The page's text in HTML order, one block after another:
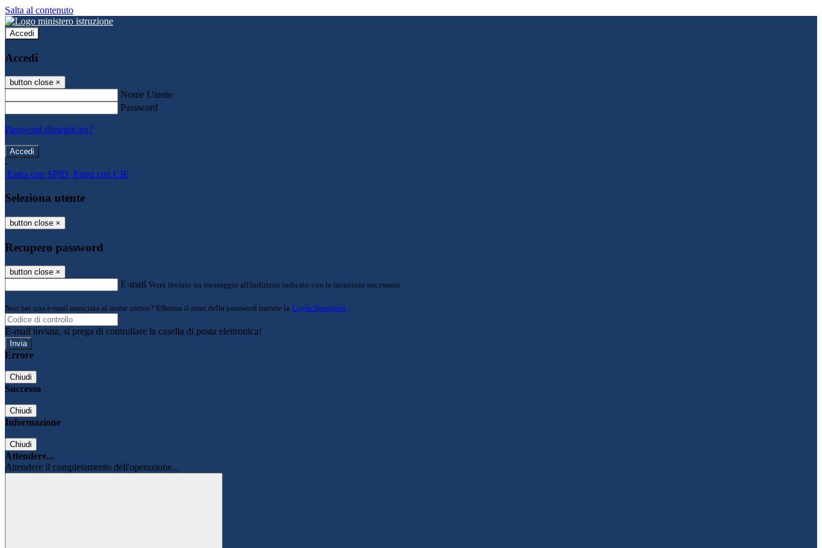
Salta al contenuto
Accedi
Accedi
button close ×
Nome Utente
Password
Password dimenticata?
-
Entra con SPID Entra con CIE
Seleziona utente
button close ×
Recupero password
button close ×
E-mail Verrà inviato un messaggio all'indirizzo indicato con le istruzioni necessarie.
Non hai una e-mail associata al nome utente? Effettua il reset della password tramite la Login Spaggiari
E-mail inviata, si prega di controllare la casella di posta elettronica!
Errore
Chiudi
Successo
Chiudi
Informazione
Chiudi
Attendere...
Attendere il completamento dell'operazione...